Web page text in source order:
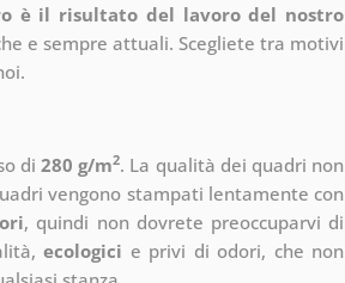
è il risultato del lavoro del nostro
e sempre attuali. Scegliete tra motivi
di280 g/m2. La qualità dei quadri non
vengono stampati lentamente con
, quindi non dovrete preoccuparvi di
ecologici e privi di odori, che non